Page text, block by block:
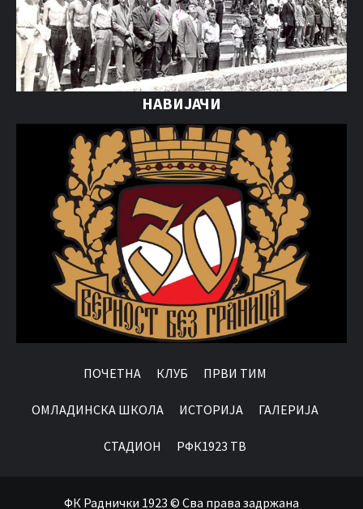
НАВИЈАЧИ
ПОЧЕТНА КЛУБ ПРВИ ТИМ
OМЛАДИНСКА ШКОЛА ИСТОРИЈА ГАЛЕРИЈА
СТАДИОН РФК1923 ТВ
ФК Раднички 1923 © Сва права задржана